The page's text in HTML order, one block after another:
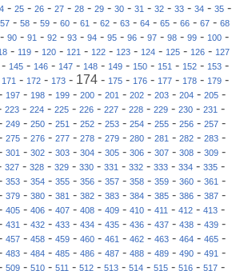
- 25- 26- 27- 28- 29- 30- 31- 32- 33- 34- 35-
57- 58- 59- 60- 61- 62- 63- 64- 65- 66- 67- 68
- 90 - 91 - 92 - 93 - 94 - 95 - 96 - 97 - 98 - 99 - 100 -
- 119 - 120 - 121 - 122 - 123 - 124 - 125 - 126 - 127
- 145 - 146 - 147 - 148 - 149 - 150 - 151 - 152 - 153 -
171 - 172 - 173 - 174 - 175 - 176 - 177 - 178 - 179 -
197- 198- 199- 200- 201- 202- 203- 204- 205-
223 - 224 - 225 - 226 - 227 - 228 - 229 - 230 - 231 -
249- 250- 251- 252- 253- 254- 255- 256- 257-
275- 276- 277- 278- 279- 280- 281- 282- 283-
301- 302- 303- 304- 305- 306- 307- 308- 309-
327 - 328 - 329 - 330 - 331 - 332 - 333 - 334 - 335 -
353- 354- 355- 356- 357- 358- 359- 360- 361-
379- 380- 381- 382- 383- 384- 385- 386- 387-
405 - 406 - 407 - 408 - 409 - 410 - 411 - 412 - 413 -
431- 432- 433- 434- 435- 436- 437- 438- 439-
457- 458- 459- 460- 461- 462- 463- 464- 465-
483- 484- 485- 486- 487- 488- 489- 490- 491-
509 - 510 - 511 - 512 - 513 - 514 - 515 - 516 - 517 -